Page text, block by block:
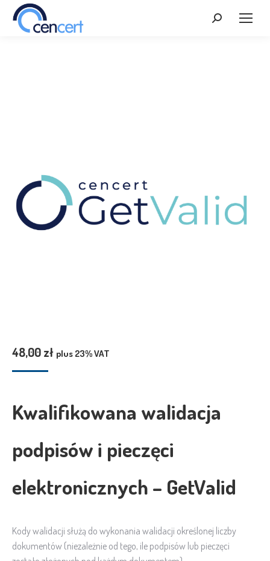
Szukaj:
48,00zł plus 23% VAT
Kwalifikowana walidacja
podpisów i pieczęci
elektronicznych – GetValid
Kody walidacji służą do wykonania walidacji określonej liczby
dokumentów (niezależnie od tego, ile podpisów lub pieczęci